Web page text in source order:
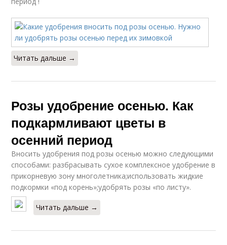
Читать дальше →
Розы удобрение осенью. Как
подкармливают цветы в
осенний период
Вносить удобрения под розы осенью можно следующими
способами: разбрасывать сухое комплексное удобрение в
прикорневую зону многолетника;использовать жидкие
подкормки «под корень»;удобрять розы «по листу».
Читать дальше →